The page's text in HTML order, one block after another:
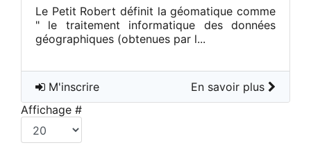
Le Petit Robert définit la géomatique comme
" le traitement informatique des données
géographiques (obtenues par l...
M'inscrire
En savoir plus
Affichage #